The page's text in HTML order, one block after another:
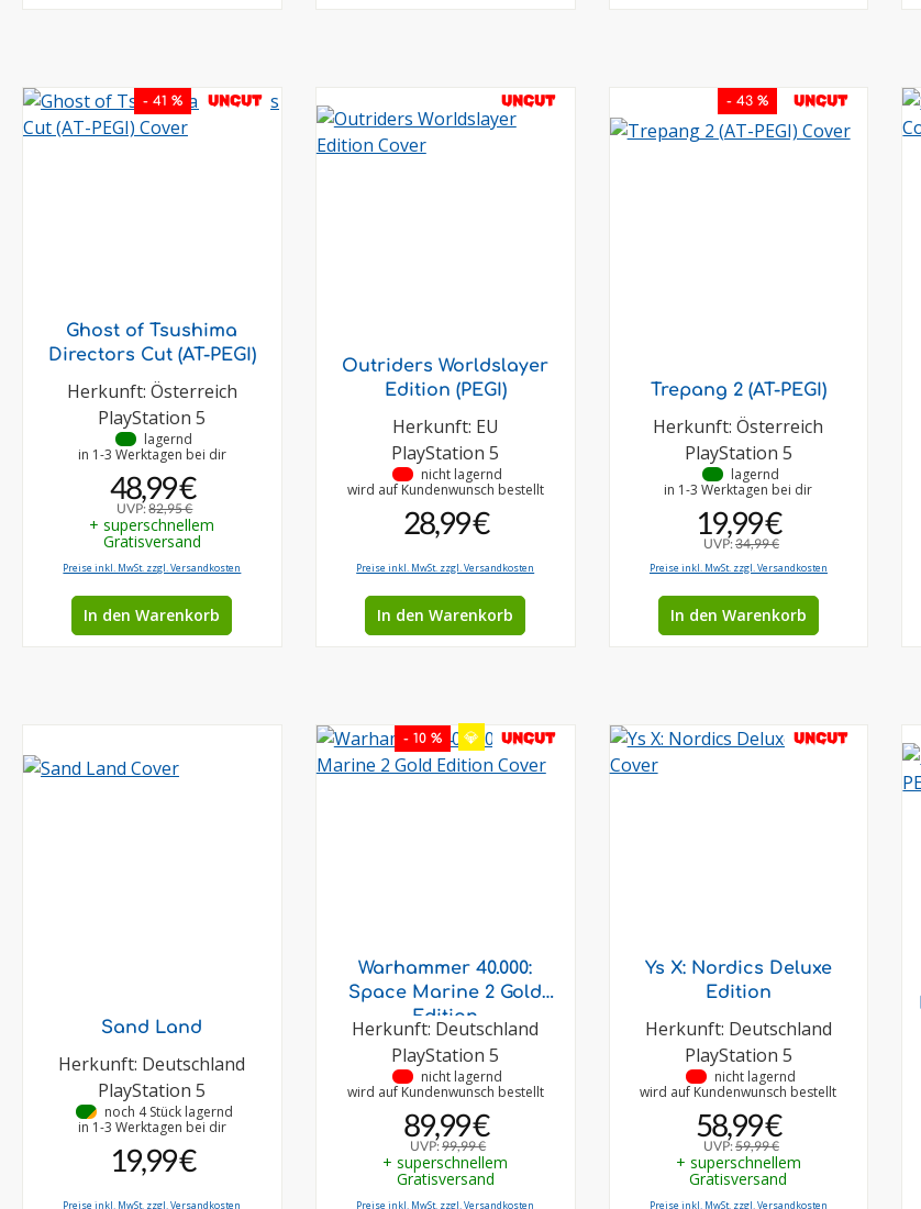
- 41 % UNCUT
Ghost of Tsushima
Directors Cut (AT-PEGI)
Herkunft: Österreich
PlayStation 5
lagernd
in 1-3 Werktagen bei dir
48,99 €
UVP:82,95 €
+ superschnellem
Gratisversand
Preise inkl. MwSt. zzgl. Versandkosten
In den Warenkorb
UNCUT
Outriders Worldslayer
Edition (PEGI)
Herkunft: EU
PlayStation 5
nicht lagernd
wird auf Kundenwunsch bestellt
28,99 €
Preise inkl. MwSt. zzgl. Versandkosten
In den Warenkorb
- 43 % UNCUT
Trepang 2 (AT-PEGI)
Herkunft: Österreich
PlayStation 5
lagernd
in 1-3 Werktagen bei dir
19,99 €
UVP:34,99 €
Preise inkl. MwSt. zzgl. Versandkosten
In den Warenkorb
Sand Land
Herkunft: Deutschland
PlayStation 5
noch 4 Stück lagernd
in 1-3 Werktagen bei dir
19,99 €
Preise inkl. MwSt. zzgl. Versandkosten
- 10 % 💎 UNCUT
Warhammer 40.000:
Space Marine 2 Gold
Edition
Herkunft: Deutschland
PlayStation 5
nicht lagernd
wird auf Kundenwunsch bestellt
89,99 €
UVP:99,99 €
+ superschnellem
Gratisversand
Preise inkl. MwSt. zzgl. Versandkosten
UNCUT
Ys X: Nordics Deluxe
Edition
Herkunft: Deutschland
PlayStation 5
nicht lagernd
wird auf Kundenwunsch bestellt
58,99 €
UVP: 59,99 €
+ superschnellem
Gratisversand
Preise inkl. MwSt. zzgl. Versandkosten